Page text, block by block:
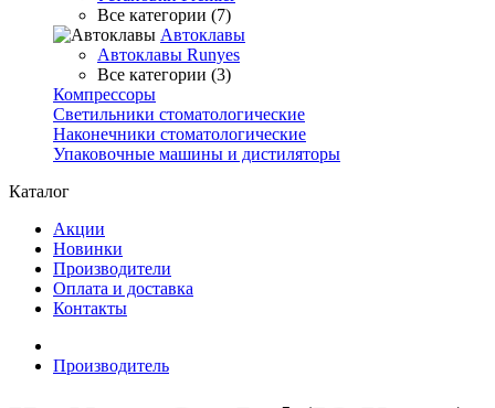
Все категории (7)
Автоклавы
Автоклавы Runyes
Все категории (3)
Компрессоры
Светильники стоматологические
Наконечники стоматологические
Упаковочные машины и дистиляторы
Каталог
Акции
Новинки
Производители
Оплата и доставка
Контакты
Производитель